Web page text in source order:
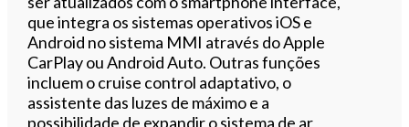
que integra os sistemas operativos iOS e
Android no sistema MMI através do Apple
CarPlay ou Android Auto. Outras funções
incluem o cruise control adaptativo, o
assistente das luzes de máximo e a
possibilidade de expandir o sistema de ar